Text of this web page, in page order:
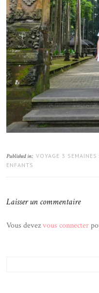
Published in: VOYAGE 3
ENFANTS
Laisser un commentaire
Vous devezvous connecter